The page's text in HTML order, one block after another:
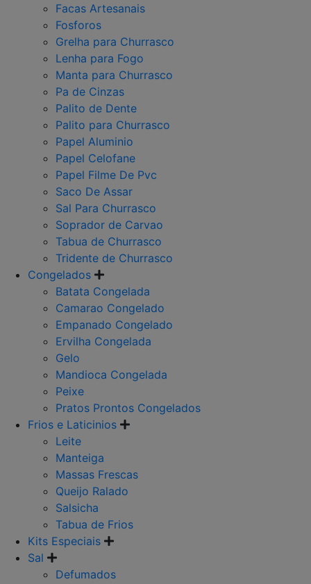
Facas Artesanais
Fosforos
Grelha para Churrasco
Lenha para Fogo
Manta para Churrasco
Pa de Cinzas
Palito de Dente
Palito para Churrasco
Papel Aluminio
Papel Celofane
Papel Filme De Pvc
Saco De Assar
Sal Para Churrasco
Soprador de Carvao
Tabua de Churrasco
Tridente de Churrasco
Congelados
Batata Congelada
Camarao Congelado
Empanado Congelado
Ervilha Congelada
Gelo
Mandioca Congelada
Peixe
Pratos Prontos Congelados
Frios e Laticinios
Leite
Manteiga
Massas Frescas
Queijo Ralado
Salsicha
Tabua de Frios
Kits Especiais
Sal
Defumados